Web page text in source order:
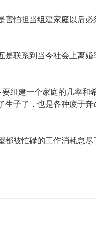
怕担当组建家庭以后
联系到当今社会上离婚
组建一个家庭的几率
子了，也是各种疲于
被忙碌的工作消耗怠尽